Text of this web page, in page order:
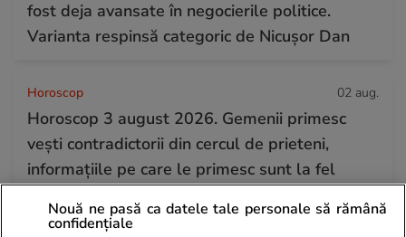
fost deja avansate în negocierile politice.
Varianta respinsă categoric de Nicușor Dan
Horoscop 02 aug.
Horoscop 3 august 2026. Gemenii primesc
vești contradictorii din cercul de prieteni,
informațiile pe care le primesc sunt la fel
Știri România
Nouă ne pasă ca datele tale personale să rămână
confidențiale